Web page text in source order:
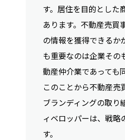
す。居住を目的とした
あります。不動産売買
の情報を獲得できるか
も重要なのは企業その
動産仲介業であっても
このことから不動産
ブランディングの取り
ィベロッパーは、戦略
す。